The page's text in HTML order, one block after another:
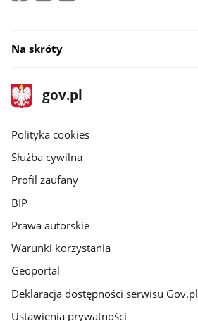
Na skróty
stopka
gov.pl
Strona
gov.pl
gov.pl
Polityka cookies
Służba cywilna
Profil zaufany
BIP
Prawa autorskie
Warunki korzystania
Geoportal
Deklaracja dostępności serwisu Gov.pl
Ustawienia prywatności